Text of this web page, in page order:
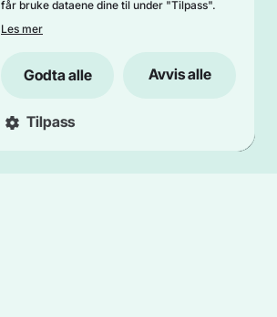
får bruke dataene dine til under "Tilpass".
Les mer
Godta alle Avvis alle
Tilpass